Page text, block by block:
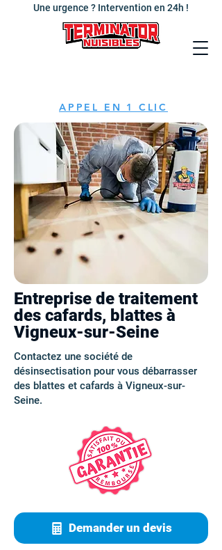
Une urgence ? Intervention en 24h !
APPEL EN 1 CLIC
Entreprise de traitement
des cafards, blattes à
Vigneux-sur-Seine
Contactez une société de
désinsectisation pour vous débarrasser
des blattes et cafards à Vigneux-sur-
Seine.
Demander un devis